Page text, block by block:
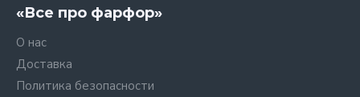
«Все про фарфор»
О нас
Доставка
Политика безопасности